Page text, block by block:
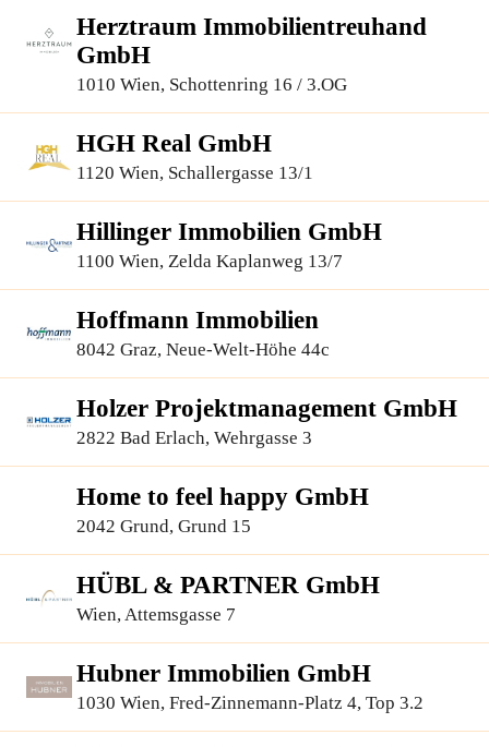
Herztraum Immobilientreuhand
GmbH
1010 Wien, Schottenring 16 / 3.OG
HGH Real GmbH
1120 Wien, Schallergasse 13/1
Hillinger Immobilien GmbH
1100 Wien, Zelda Kaplanweg 13/7
Hoffmann Immobilien
8042 Graz, Neue-Welt-Höhe 44c
Holzer Projektmanagement GmbH
2822 Bad Erlach, Wehrgasse 3
Home to feel happy GmbH
2042 Grund, Grund 15
HÜBL & PARTNER GmbH
Wien, Attemsgasse 7
Hubner Immobilien GmbH
1030 Wien, Fred-Zinnemann-Platz 4, Top 3.2